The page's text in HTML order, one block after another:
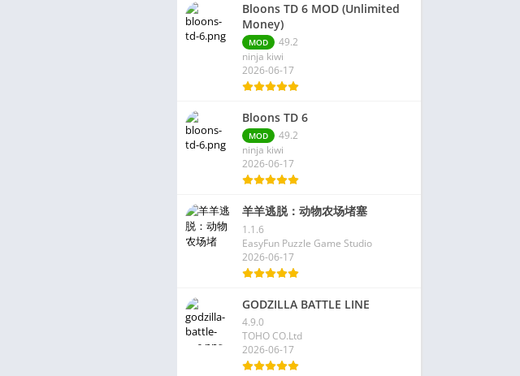
Bloons TD 6 MOD (Unlimited
Money)
MOD
49.2
ninja kiwi
2026-06-17
Bloons TD 6
MOD
49.2
ninja kiwi
2026-06-17
羊羊逃脱：动物农场堵塞
1.1.6
EasyFun Puzzle Game Studio
2026-06-17
GODZILLA BATTLE LINE
4.9.0
TOHO CO.Ltd
2026-06-17